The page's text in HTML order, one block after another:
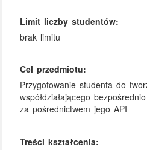
Limit liczby studentów:
brak limitu
Cel przedmiotu:
Przygotowanie studenta do
współdziałającego
za pośrednictwem jego API
Treści kształcenia: